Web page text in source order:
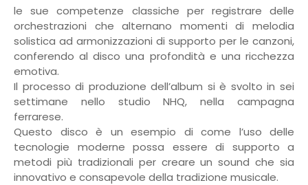
le sue competenze classiche per registrare delle
orchestrazioni che alternano momenti di melodia
solistica ad armonizzazioni di supporto per le canzoni,
conferendo al disco una profondità e una ricchezza
emotiva.
Il processo di produzione dell’album si è svolto in sei
settimane nello studio NHQ, nella campagna
ferrarese.
Questo disco è un esempio di come l’uso delle
tecnologie moderne possa essere di supporto a
metodi più tradizionali per creare un sound che sia
innovativo e consapevole della tradizione musicale.